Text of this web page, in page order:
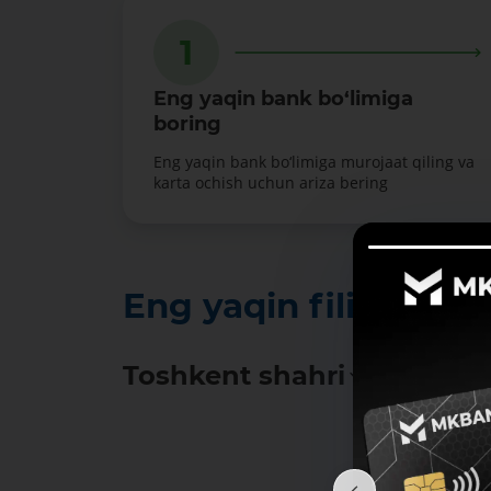
1
Eng yaqin bank bo‘limiga
boring
Eng yaqin bank bo‘limiga murojaat qiling va
karta ochish uchun ariza bering
Eng yaqin filialda
Toshkent shahri